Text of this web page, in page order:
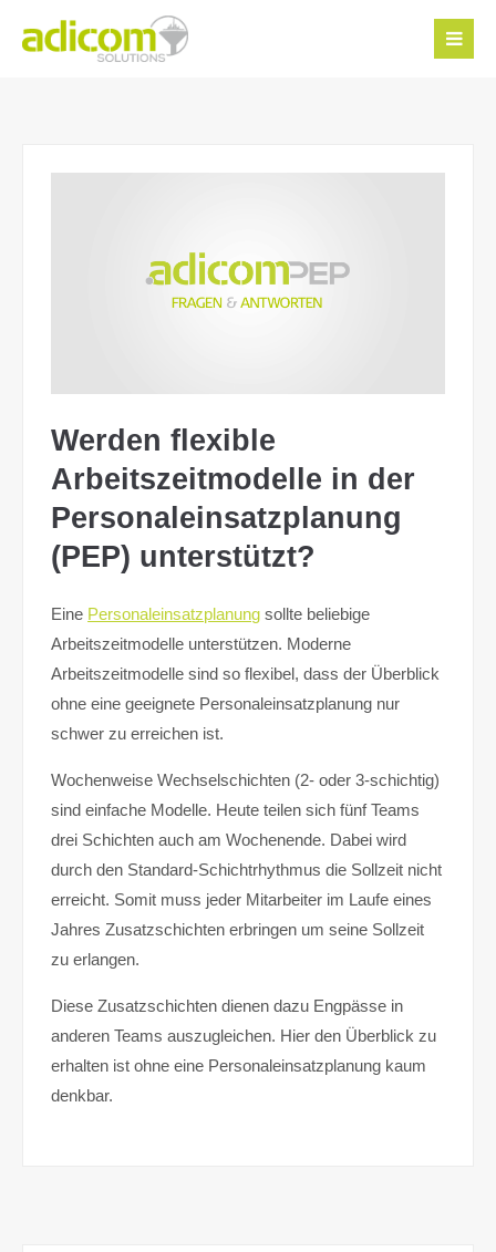
Werden flexible
Arbeitszeitmodelle in der
Personaleinsatzplanung
(PEP) unterstützt?
Eine Personaleinsatzplanung sollte beliebige
Arbeitszeitmodelle unterstützen. Moderne
Arbeitszeitmodelle sind so flexibel, dass der Überblick
ohne eine geeignete Personaleinsatzplanung nur
schwer zu erreichen ist.
Wochenweise Wechselschichten (2- oder 3-schichtig)
sind einfache Modelle. Heute teilen sich fünf Teams
drei Schichten auch am Wochenende. Dabei wird
durch den Standard-Schichtrhythmus die Sollzeit nicht
erreicht. Somit muss jeder Mitarbeiter im Laufe eines
Jahres Zusatzschichten erbringen um seine Sollzeit
zu erlangen.
Diese Zusatzschichten dienen dazu Engpässe in
anderen Teams auszugleichen. Hier den Überblick zu
erhalten ist ohne eine Personaleinsatzplanung kaum
denkbar.